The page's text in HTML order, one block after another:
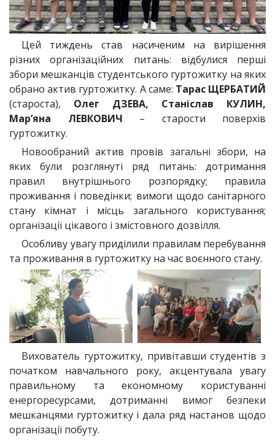
Цей тиждень став насиченим на вирішення
різних організаційних питань: відбулися перші
збори мешканців студентського гуртожитку на яких
обрано актив гуртожитку. А саме: Тарас ЩЕРБАТИЙ
(староста), Олег ДЗЕВА, Станіслав КУЛИН,
Мар’яна ЛЕВКОВИЧ – старости поверхів
гуртожитку.
Новообраний актив провів загальні збори, на
яких були розглянуті ряд питань: дотримання
правил внутрішнього розпорядку; правила
проживання і поведінки; вимоги щодо санітарного
стану кімнат і місць загального користування;
організації цікавого і змістовного дозвілля.
Особливу увагу приділили правилам перебування
та проживання в гуртожитку на час воєнного стану.
Вихователь гуртожитку, привітавши студентів з
початком навчального року, акцентувала увагу
правильному та економному користуванні
енергоресурсами, дотриманні вимог безпеки
мешканцями гуртожитку і дала ряд настанов щодо
організації побуту.